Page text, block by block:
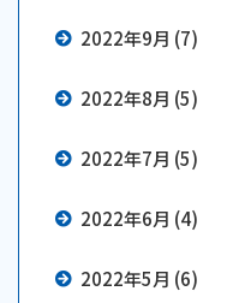
2022年9月 (7)
2022年8月 (5)
2022年7月 (5)
2022年6月 (4)
2022年5月 (6)